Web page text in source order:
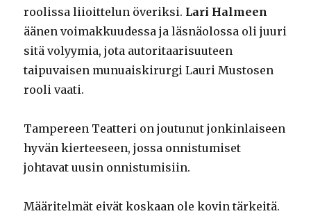
roolissa liioittelun överiksi. Lari Halmeen
äänen voimakkuudessa ja läsnäolossa oli juuri
sitä volyymia, jota autoritaarisuuteen
taipuvaisen munuaiskirurgi Lauri Mustosen
rooli vaati.
Tampereen Teatteri on joutunut jonkinlaiseen
hyvän kierteeseen, jossa onnistumiset
johtavat uusin onnistumisiin.
Määritelmät eivät koskaan ole kovin tärkeitä.